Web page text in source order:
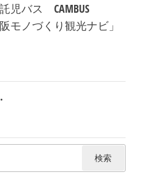
児バス CAMBUS
阪モノづくり観光ナビ」